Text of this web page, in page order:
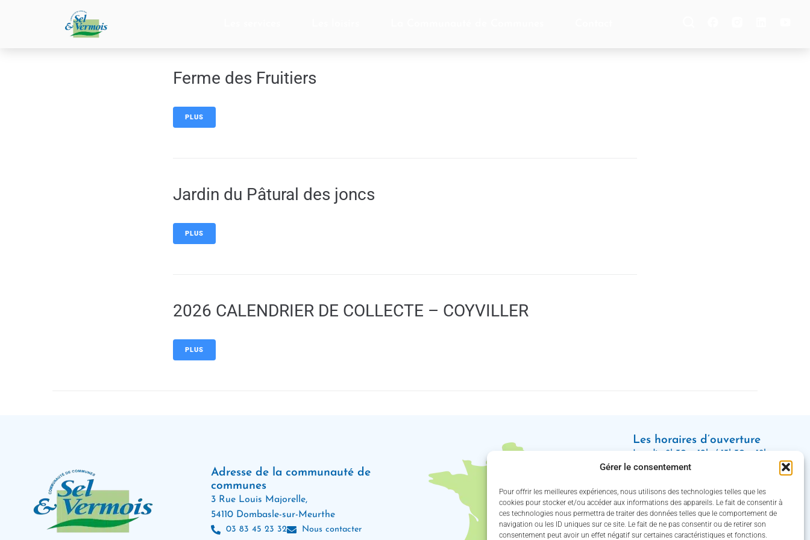
Gérer le consentement
Pour offrir les meilleures expériences, nous utilisons des technologies telles que les
cookies pour stocker et/ou accéder aux informations des appareils. Le fait de consentir à
ces technologies nous permettra de traiter des données telles que le comportement de
navigation ou les ID uniques sur ce site. Le fait de ne pas consentir ou de retirer son
consentement peut avoir un effet négatif sur certaines caractéristiques et fonctions.
Ferme des Fruitiers
PLUS
Jardin du Pâtural des joncs
PLUS
2026 CALENDRIER DE COLLECTE – COYVILLER
PLUS
Adresse de la communauté de
communes
3 Rue Louis Majorelle,
54110 Dombasle-sur-Meurthe
03 83 45 23 32 Nous contacter
Les horaires d’ouverture
Lundi : 8h30 – 12h / 13h30 – 18h
Mardi, jeudi et vendredi : 8h30 –
Mercredi : 8h30 – 12h30 / 13h30 –
16h30
(Service des eaux fermé le jeudi)